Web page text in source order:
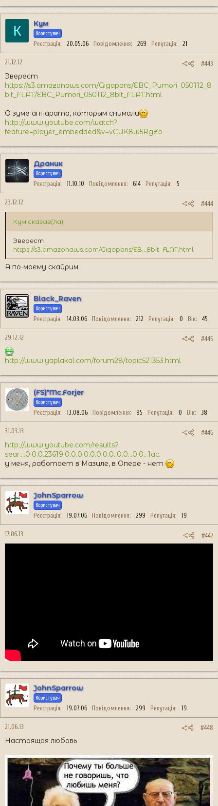
а
к
К Кум
Користувач
Реєстрація 20.05.06 Повідомлення 269 Репутація 21
21.12.12 #443
Эверест
https://s3.amazonaws.com/Gigapans/EBC_Pumori_050112_8
bit_FLAT/EBC_Pumori_050112_8bit_FLAT.html
О зуме аппарата, которым снимали
http://www.youtube.com/watch?
feature=player_embedded&v=vCUK8w5RgZo
Драник
Користувач
Реєстрація 11.10.10 Повідомлення 614 Репутація 5
23.12.12 #444
Кум сказав(ла):
Эверест
https://s3.amazonaws.com/Gigapans/EB...8bit_FLAT.html
А по-моему скайрим.
Black_Raven
Користувач
Реєстрація 14.03.06 Повідомлення 212 Репутація 0 Вік 45
29.12.12 #445
http://www.yaplakal.com/forum28/topic521353.html
(FS)*Mc.Forjer
Користувач
Реєстрація 13.08.06 Повідомлення 95 Репутація 0 Вік 38
31.03.13 #446
http://www.youtube.com/results?
sear....0.0.0.23619.0.0.0.0.0.0.0.0..0.0...0.0...1ac.
у меня, работает в Мазиле, в Опере - нет
JohnSparrow
Користувач
Реєстрація 19.07.06 Повідомлення 299 Репутація 19
17.06.13 #447
JohnSparrow
Користувач
Реєстрація 19.07.06 Повідомлення 299 Репутація 19
21.06.13 #448
Настоящая любовь